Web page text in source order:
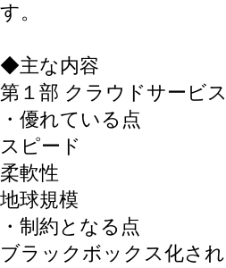
す。
◆主な内容
第１部 クラウドサービ
・優れている点
スピード
柔軟性
地球規模
・制約となる点
ブラックボックス化さ